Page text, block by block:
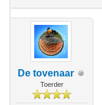
De tovenaar
Toerder